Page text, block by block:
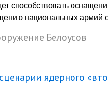
способствовать
национальных армий
Белоусов
ядерного